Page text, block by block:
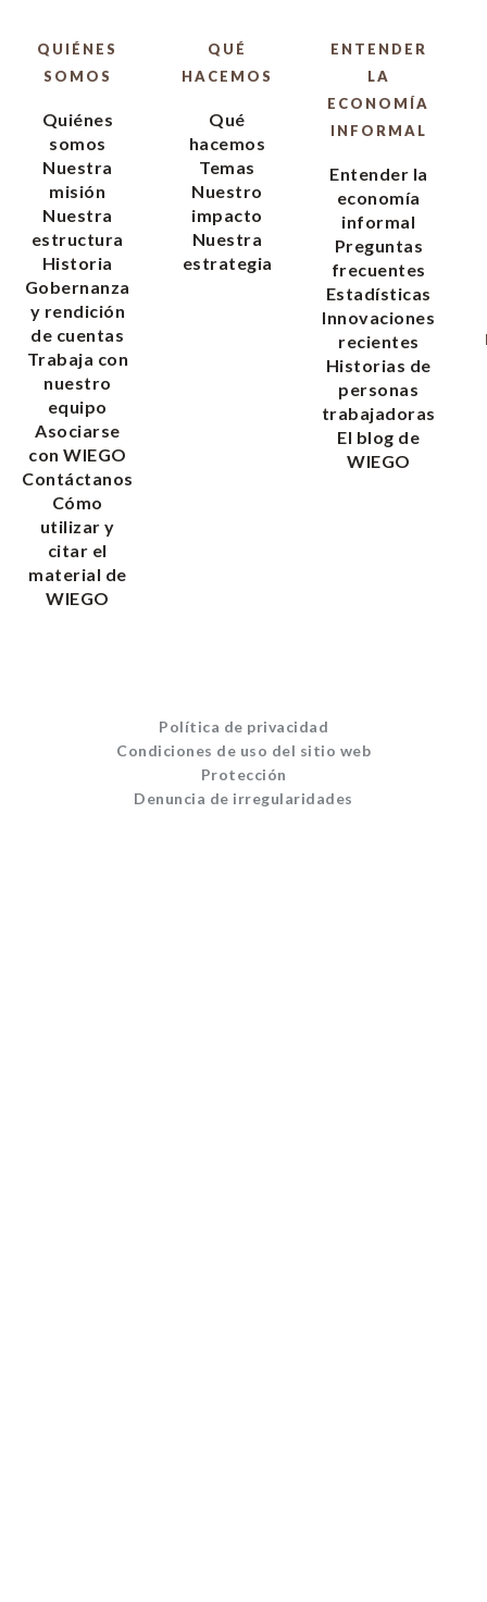
QUIÉNES
SOMOS
Quiénes
somos
Nuestra
misión
Nuestra
estructura
Historia
Gobernanza
y rendición
de cuentas
Trabaja con
nuestro
equipo
Asociarse
con WIEGO
Contáctanos
Cómo
utilizar y
citar el
material de
WIEGO
QUÉ
HACEMOS
Qué
hacemos
Temas
Nuestro
impacto
Nuestra
estrategia
ENTENDER
LA
ECONOMÍA
INFORMAL
Entender la
economía
informal
Preguntas
frecuentes
Estadísticas
Innovaciones
recientes
Historias de
personas
trabajadoras
El blog de
WIEGO
Política de privacidad
Condiciones de uso del sitio web
Protección
Denuncia de irregularidades